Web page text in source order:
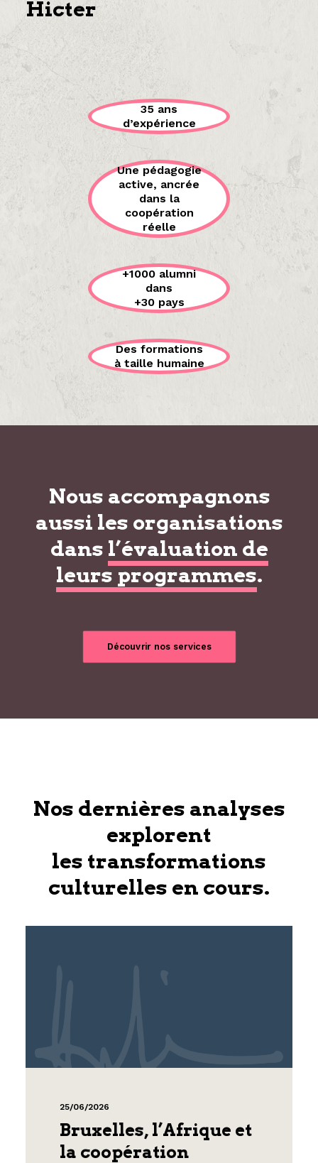
Hicter
35 ans
d’expérience
Une pédagogie
active, ancrée
dans la
coopération
réelle
+1000 alumni
dans
+30 pays
Des formations
à taille humaine
Nous accompagnons
aussi les organisations
dans l’évaluation de
leurs programmes.
Découvrir nos services
Nos dernières analyses
explorent
les transformations
culturelles en cours.
25/06/2026
Bruxelles, l’Afrique et
la coopération